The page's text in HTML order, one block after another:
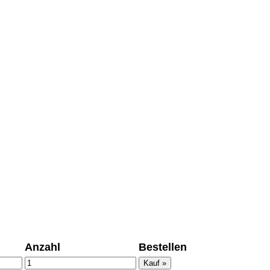
Anzahl
Bestellen
und
man durch
verhindert
allen Inhalten,
alle auf
unter